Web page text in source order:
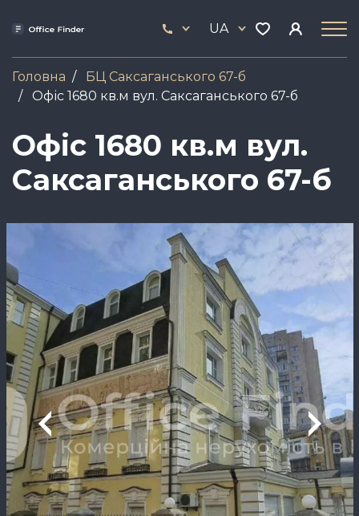
17
UA
Головна
БЦ Саксаганського 67-б
Офіс 1680 кв.м вул. Саксаганського 67-б
Офіс 1680 кв.м вул.
Саксаганського 67-б